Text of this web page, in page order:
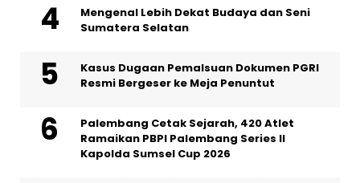
Mengenal Lebih Dekat Budaya dan Seni
Sumatera Selatan
Kasus Dugaan Pemalsuan Dokumen PGRI
Resmi Bergeser ke Meja Penuntut
Palembang Cetak Sejarah, 420 Atlet
Ramaikan PBPI Palembang Series II
Kapolda Sumsel Cup 2026